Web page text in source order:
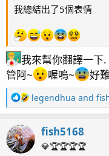
我總結出了5個表情
我來幫你翻譯一下.
管阿~
喔嗚~ 好
R
e
c
t
legendhua and
fish5168
💎🏆🏆🏆🏆